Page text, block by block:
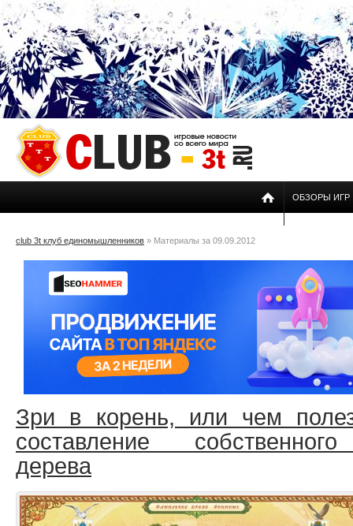
ОБЗОРЫ ИГР
club 3t клуб единомышленников » Материалы за 09.09.2012
Зри в корень, или чем
составление собственного
дерева